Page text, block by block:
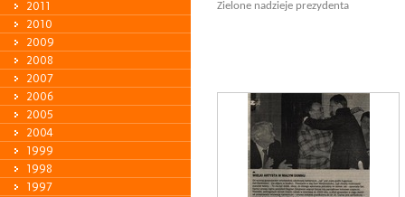
2011
2010
2009
2008
2007
2006
2005
2004
1999
1998
1997
Zielone nadzieje prezydenta